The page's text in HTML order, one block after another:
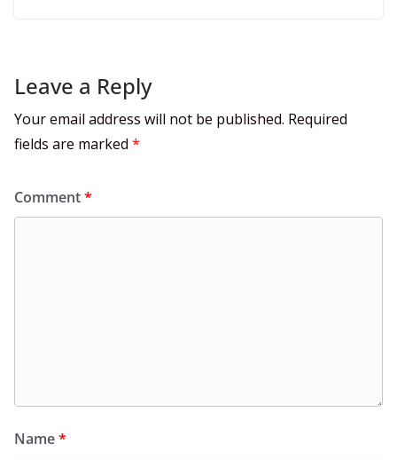
Leave a Reply
Your email address will not be published. Required
fields are marked *
Comment*
Name*